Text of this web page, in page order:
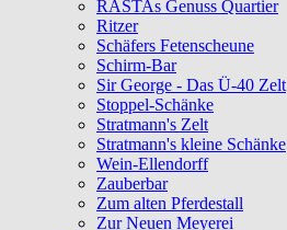
RASTAs Genuss Quartier
Ritzer
Schäfers Fetenscheune
Schirm-Bar
Sir George - Das Ü-40 Zelt
Stoppel-Schänke
Stratmann's Zelt
Stratmann's kleine Schänke
Wein-Ellendorff
Zauberbar
Zum alten Pferdestall
Zur Neuen Meyerei